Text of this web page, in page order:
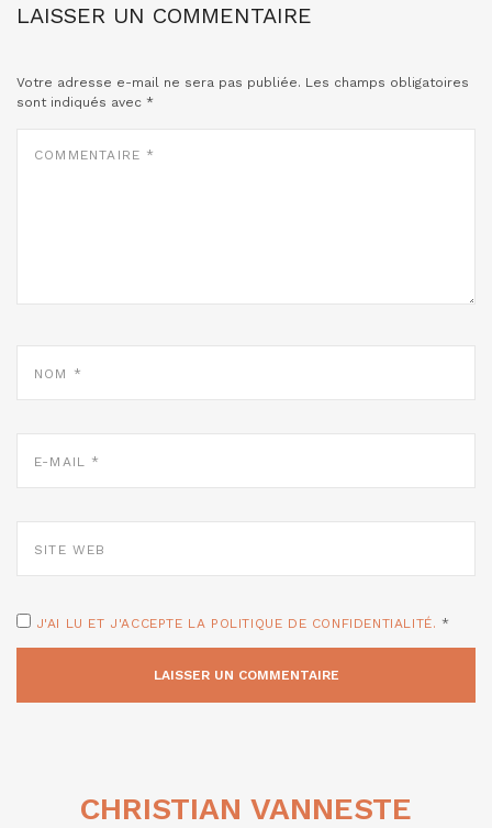
LAISSER UN COMMENTAIRE
Votre adresse e-mail ne sera pas publiée. Les champs obligatoires
sont indiqués avec *
MAIL
WEB
J'AI LU ET J'ACCEPTE LA POLITIQUE DE CONFIDENTIALITÉ. *
CHRISTIAN VANNESTE